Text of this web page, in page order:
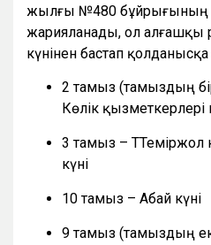
жылғы №480 бұйрығының
жарияланады, ол алғашқы
күнінен бастап қолданысқа
2 тамыз (тамыздың
Көлік қызметкерлері
3 тамыз – ТТеміржол
күні
10 тамыз – Абай күні
9 тамыз (тамыздың